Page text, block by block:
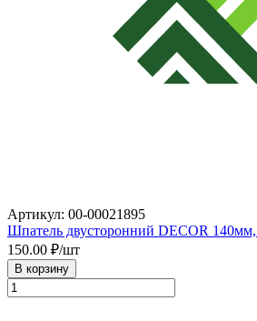
Артикул: 00-00021895
Шпатель двусторонний DECOR 140мм,
150.00 ₽/шт
В корзину